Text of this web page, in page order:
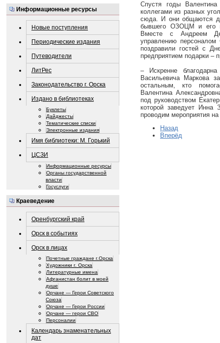
Информационные ресурсы
Новые поступления
Периодические издания
Путеводители
ЛитРес
Законодательство г. Орска
Издано в библиотеках
Буклеты
Дайджесты
Тематические списки
Электронные издания
Имя библиотеки: М. Горький
ЦСЗИ
Информационные ресурсы
Органы государственной
власти
Госуслуги
Краеведение
Оренбургский край
Орск в событиях
Орск в лицах
Почетные граждане г.Орска
Художники г. Орска
Литературные имена
Афганистан болит в моей
душе
Орчане — Герои Советского
Союза
Орчане — Герои России
Орчане — герои СВО
Персоналии
Календарь знаменательных
дат
Спустя годы
коллегами из разных
сюда. И они общаются
бывшего ОЗОЦМ и его
Вместе с Андреем
управлению персоналом
поздравили гостей с
предприятием подарки –
– Искренне
Васильевича Маркова
остальным, кто
Валентина
под руководством
которой заведует
проводим мероприятия на
Назад
Вперёд